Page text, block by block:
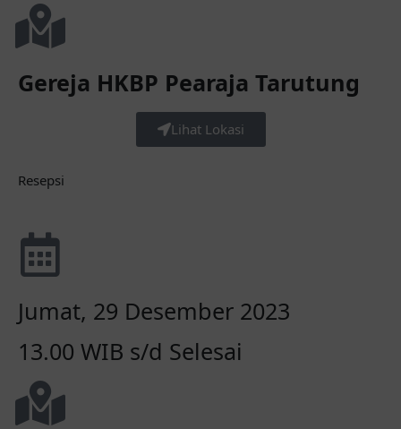
Gereja HKBP Pearaja Tarutung
Lihat Lokasi
Resepsi
Jumat, 29 Desember 2023
13.00 WIB s/d Selesai